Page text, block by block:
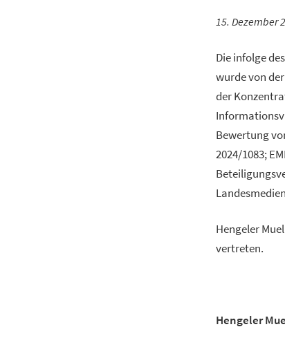
15. Dezember
Die infolge
wurde von
der
Bewertung
2024/1083;
Hengeler
vertreten.
Hengeler